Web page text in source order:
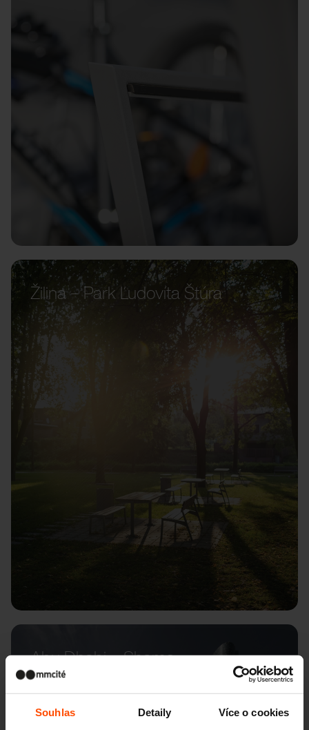
Souhlas Detaily Více o cookies
Žilina – Park Ľudovíta Štúra
Abu Dhabi – Shams